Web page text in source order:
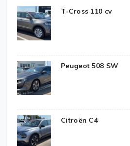
T-Cross 110 cv
Peugeot 508 SW
Citroën C4